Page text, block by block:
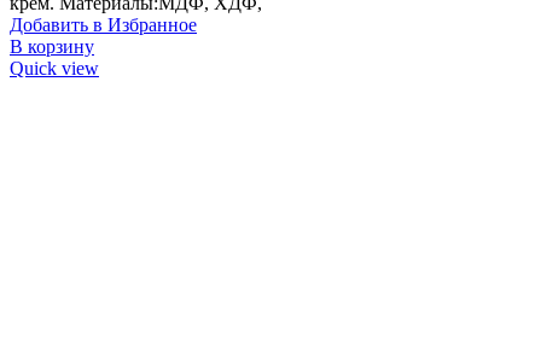
Добавить в Избранное
В корзину
Quick view